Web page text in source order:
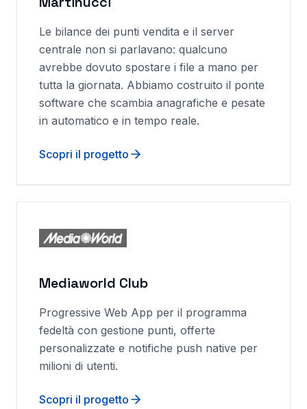
Le bilance dei punti vendita e il server
centrale non si parlavano: qualcuno
avrebbe dovuto spostare i file a mano per
tutta la giornata. Abbiamo costruito il ponte
software che scambia anagrafiche e pesate
in automatico e in tempo reale.
Scopri il progetto
Mediaworld Club
Progressive Web App per il programma
fedeltà con gestione punti, offerte
personalizzate e notifiche push native per
milioni di utenti.
Scopri il progetto